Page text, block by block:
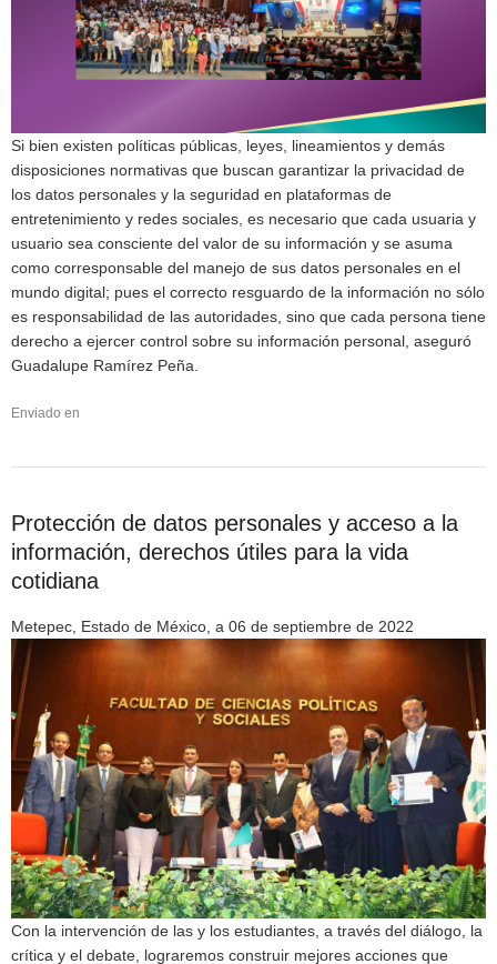
Si bien existen políticas públicas, leyes, lineamientos y demás
disposiciones normativas que buscan garantizar la privacidad de
los datos personales y la seguridad en plataformas de
entretenimiento y redes sociales, es necesario que cada usuaria y
usuario sea consciente del valor de su información y se asuma
como corresponsable del manejo de sus datos personales en el
mundo digital; pues el correcto resguardo de la información no sólo
es responsabilidad de las autoridades, sino que cada persona tiene
derecho a ejercer control sobre su información personal, aseguró
Guadalupe Ramírez Peña.
Enviado en
Protección de datos personales y acceso a la
información, derechos útiles para la vida
cotidiana
Metepec, Estado de México, a 06 de septiembre de 2022
Con la intervención de las y los estudiantes, a través del diálogo, la
crítica y el debate, lograremos construir mejores acciones que